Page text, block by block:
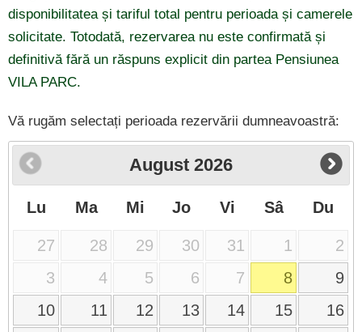
disponibilitatea și tariful total pentru perioada și camerele
solicitate. Totodată, rezervarea nu este confirmată și
definitivă fără un răspuns explicit din partea Pensiunea
VILA PARC.
Vă rugăm selectați perioada rezervării dumneavoastră:
August 2026
Lu Ma Mi Jo Vi Sâ Du
27 28 29 30 31 1
2
3
4 5 6 7 8
9
10
11 12 13 14 15
16